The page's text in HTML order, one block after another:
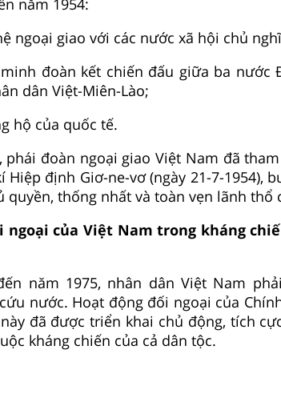
ngoại giao với các nước xã hội chủ
đoàn kết chiến đấu giữa ba nước
dân Việt-Miên-Lào;
hộ của quốc tế.
phái đoàn ngoại giao Việt Nam đã
Hiệp định Giơ-ne-vơ (ngày 21-7-1954),
quyền, thống nhất và toàn vẹn lãnh thổ
ngoại của Việt Nam trong kháng
năm 1975, nhân dân Việt Nam
nước. Hoạt động đối ngoại của
đã được triển khai chủ động, tích
kháng chiến của cả dân tộc.